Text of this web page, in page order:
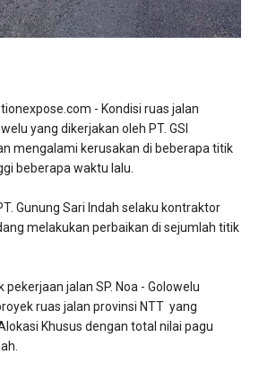
- Kondisi ruas jalan
yang dikerjakan oleh PT. GSI
mengalami kerusakan di beberapa titik
beberapa waktu lalu.
Gunung Sari Indah selaku kontraktor
melakukan perbaikan di sejumlah titik
jalan SP. Noa - Golowelu
ruas jalan provinsi NTT yang
Khusus dengan total nilai pagu